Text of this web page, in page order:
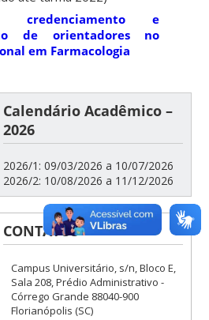
credenciamento e
de orientadores no
em Farmacologia
Calendário Acadêmico –
2026
2026/1: 09/03/2026 a 10/07/2026
2026/2: 10/08/2026 a 11/12/2026
CONTATOS
Campus Universitário, s/n, Bloco E,
Sala 208, Prédio Administrativo -
Córrego Grande 88040-900
Florianópolis (SC)